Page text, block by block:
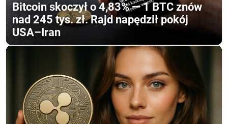
Bitcoin skoczył o 4,83% — 1 BTC znów
nad 245 tys. zł. Rajd napędził pokój
USA–Iran